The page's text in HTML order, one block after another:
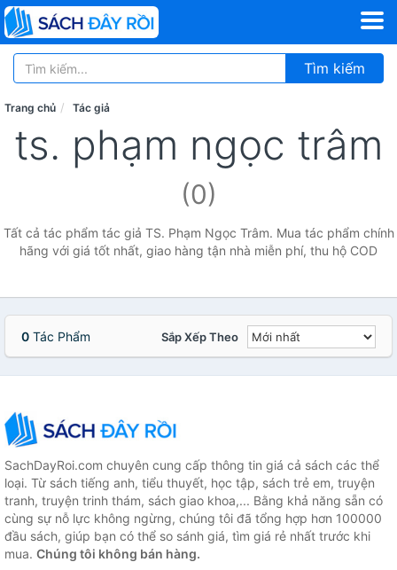
Tìm kiếm
Trang chủ Tác giả
ts. phạm ngọc trâm
(0)
Tất cả tác phẩm tác giả TS. Phạm Ngọc Trâm. Mua tác phẩm chính
hãng với giá tốt nhất, giao hàng tận nhà miễn phí, thu hộ COD
0 Tác Phẩm Sắp Xếp Theo
SachDayRoi.com chuyên cung cấp thông tin giá cả sách các thể
loại. Từ sách tiếng anh, tiểu thuyết, học tập, sách trẻ em, truyện
tranh, truyện trinh thám, sách giao khoa,... Bằng khả năng sẵn có
cùng sự nỗ lực không ngừng, chúng tôi đã tổng hợp hơn 100000
đầu sách, giúp bạn có thể so sánh giá, tìm giá rẻ nhất trước khi
mua. Chúng tôi không bán hàng.